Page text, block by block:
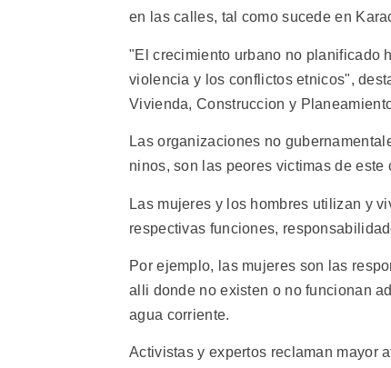
en las calles, tal como sucede en
"El crecimiento urbano no planificado
violencia y los conflictos etnicos",
Vivienda, Construccion y
Las organizaciones no
ninos, son las peores victimas de este
Las mujeres y los hombres utilizan y
respectivas funciones,
Por ejemplo, las mujeres son las
alli donde no existen o no funcionan
agua corriente.
Activistas y expertos reclaman mayor